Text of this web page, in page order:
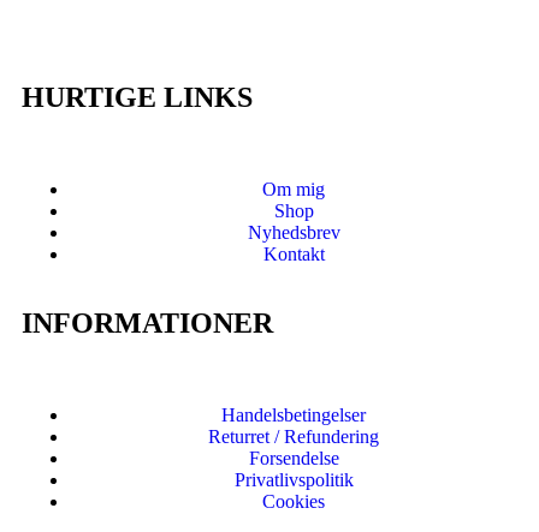
HURTIGE LINKS
Om mig
Shop
Nyhedsbrev
Kontakt
INFORMATIONER
Handelsbetingelser
Returret / Refundering
Forsendelse
Privatlivspolitik
Cookies